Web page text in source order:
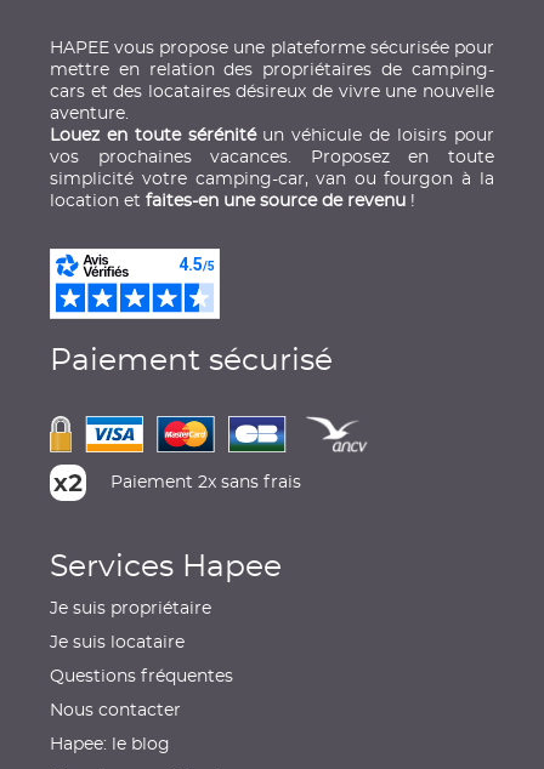
HAPEE vous propose une plateforme sécurisée pour
mettre en relation des propriétaires de camping-
cars et des locataires désireux de vivre une nouvelle
aventure.
Louez en toute sérénitéun véhicule de loisirs pour
vos prochaines vacances. Proposez en toute
simplicité votre camping-car, van ou fourgon à la
location etfaites-en une source de revenu !
Paiement sécurisé
Paiement 2x sans frais
Services Hapee
Je suis propriétaire
Je suis locataire
Questions fréquentes
Nous contacter
Hapee: le blog